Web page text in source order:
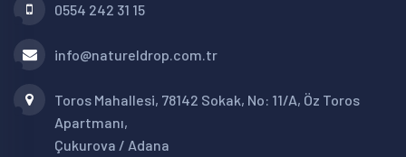
0554 242 31 15
info@natureldrop.com.tr
Toros Mahallesi, 78142 Sokak, No: 11/A, Öz Toros
Apartmanı,
Çukurova / Adana